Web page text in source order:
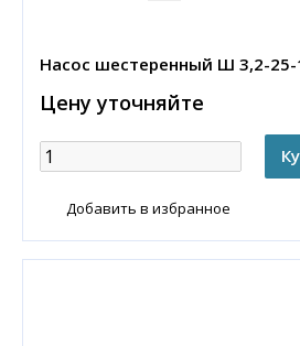
Насос шестеренный Ш 3,2-25-
Цену уточняйте
Добавить в избранное